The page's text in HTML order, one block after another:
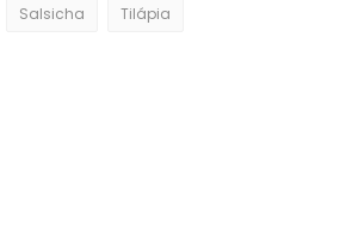
Salsicha Tilápia